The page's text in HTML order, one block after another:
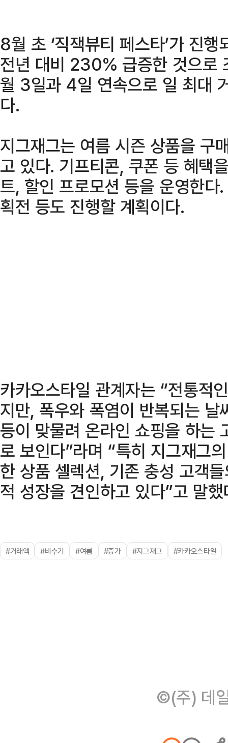
8월 초 ‘직잭뷰티 페스타’가 진
전년 대비 230% 급증한 것으로
월 3일과 4일 연속으로 일 최대
다.
지그재그는 여름 시즌 상품을 구
고 있다. 기프티콘, 쿠폰 등 혜택
트, 할인 프로모션 등을 운영한
획전 등도 진행할 계획이다.
카카오스타일 관계자는 “전통적
지만, 폭우와 폭염이 반복되는
등이 맞물려 온라인 쇼핑을 하는
로 보인다”라며 “특히 지그재그
한 상품 셀렉션, 기존 충성 고객
적 성장을 견인하고 있다”고 말했
#거래액 #비수기 #여름 #증가 #지그재그 #카카오스타일
©(주) 데